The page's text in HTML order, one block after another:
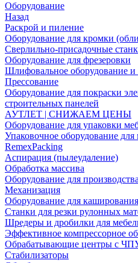
Оборудование
Назад
Раскрой и пиление
Оборудование для кромки
Сверлильно-присадочные
Оборудование для фрезеровки
Шлифовальное оборудование и
Прессование
Оборудование для покраски
строительных панелей
АУТЛЕТ | СНИЖАЕМ ЦЕНЫ
Оборудование для упаковки
Упаковочное оборудование
RemexPacking
Аспирация (пылеудаление)
Обработка массива
Оборудование для
Механизация
Оборудование для каширования
Станки для резки рулонных
Шредеры и дробилки для
Эффективное компрессорное
Обрабатывающие центры с
Стабилизаторы